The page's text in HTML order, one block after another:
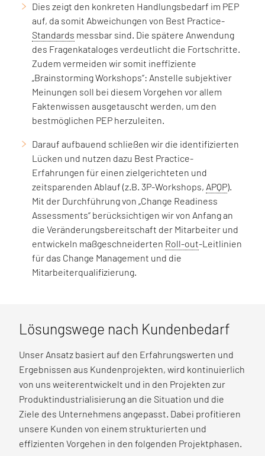
Dies zeigt den konkreten Handlungsbedarf im PEP
auf, da somit Abweichungen von Best Practice-
Standards messbar sind. Die spätere Anwendung
des Fragenkataloges verdeutlicht die Fortschritte.
Zudem vermeiden wir somit ineffiziente
„Brainstorming Workshops“: Anstelle subjektiver
Meinungen soll bei diesem Vorgehen vor allem
Faktenwissen ausgetauscht werden, um den
bestmöglichen PEP herzuleiten.
Darauf aufbauend schließen wir die identifizierten
Lücken und nutzen dazu Best Practice-
Erfahrungen für einen zielgerichteten und
zeitsparenden Ablauf (z.B. 3P-Workshops, APQP).
Mit der Durchführung von „Change Readiness
Assessments“ berücksichtigen wir von Anfang an
die Veränderungsbereitschaft der Mitarbeiter und
entwickeln maßgeschneiderten Roll-out-Leitlinien
für das Change Management und die
Mitarbeiterqualifizierung.
Lösungswege nach Kundenbedarf
Unser Ansatz basiert auf den Erfahrungswerten und
Ergebnissen aus Kundenprojekten, wird kontinuierlich
von uns weiterentwickelt und in den Projekten zur
Produktindustrialisierung an die Situation und die
Ziele des Unternehmens angepasst. Dabei profitieren
unsere Kunden von einem strukturierten und
effizienten Vorgehen in den folgenden Projektphasen.